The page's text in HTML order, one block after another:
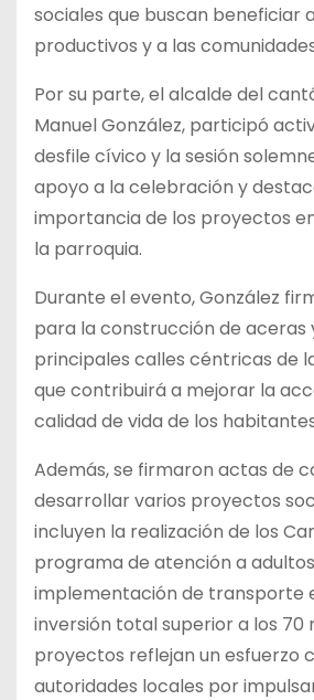
sociales que buscan beneficiar
productivos y a las
Por su parte, el alcalde del
Manuel González, participó
desfile cívico y la sesión
apoyo a la celebración y
importancia de los proyectos
la parroquia.
Durante el evento, González
para la construcción de aceras
principales calles céntricas de
que contribuirá a mejorar la
calidad de vida de los
Además, se firmaron actas de
desarrollar varios proyectos
incluyen la realización de los
programa de atención a
implementación de transporte
inversión total superior a los 70
proyectos reflejan un esfuerzo
autoridades locales por